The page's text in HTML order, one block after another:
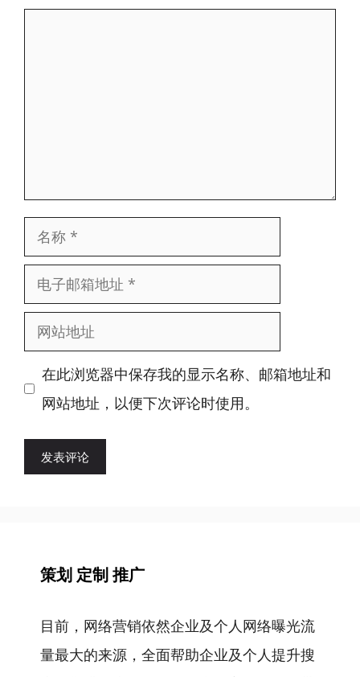
称
子
地
站
地 在此浏览器中保存我的显示名称、邮箱地址和
网站地址，以便下次评论时使用。
策划 定制 推广
目前，网络营销依然企业及个人网络曝光流
量最大的来源，全面帮助企业及个人提升搜